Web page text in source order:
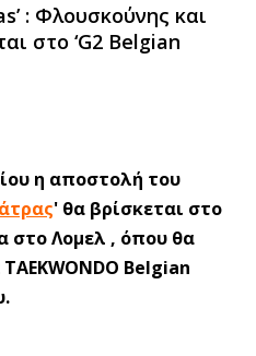
: Φλουσκούνης και
στο ‘G2 Belgian
η αποστολή του
' θα βρίσκεται στο
στο Λομελ , όπου θα
Belgian